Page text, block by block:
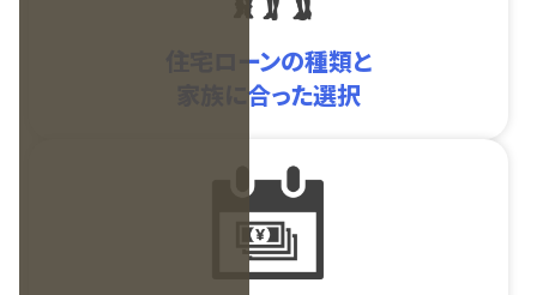
住宅ローンの種類と
家族に合った選択